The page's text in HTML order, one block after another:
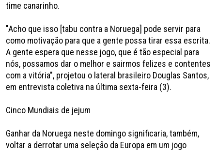
time canarinho.
"Acho que isso [tabu contra a Noruega] pode servir para
como motivação para que a gente possa tirar essa escrita.
A gente espera que nesse jogo, que é tão especial para
nós, possamos dar o melhor e sairmos felizes e contentes
com a vitória", projetou o lateral brasileiro Douglas Santos,
em entrevista coletiva na última sexta-feira (3).
Cinco Mundiais de jejum
Ganhar da Noruega neste domingo significaria, também,
voltar a derrotar uma seleção da Europa em um jogo